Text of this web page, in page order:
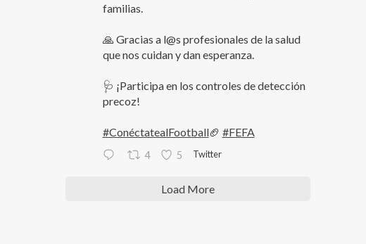
familias.
🙏 Gracias a l@s profesionales de la salud
que nos cuidan y dan esperanza.
🩺 ¡Participa en los controles de detección
precoz!
#ConéctatealFootball🏈 #FEFA
4 5 Twitter
Load More